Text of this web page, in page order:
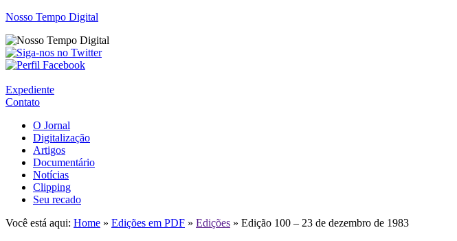
Nosso Tempo Digital
Expediente
Contato
O Jornal
Digitalização
Artigos
Documentário
Notícias
Clipping
Seu recado
Você está aqui: Home » Edições em PDF » Edições » Edição 100 – 23 de dezembro de 1983